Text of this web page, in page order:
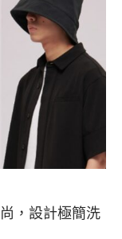
，設計極簡洗